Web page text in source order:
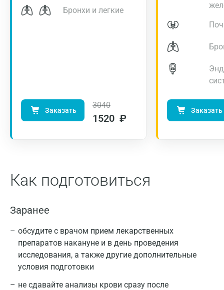
Бронхи и легкие
Заказать
3040
1520 ₽
Заказать
Как подготовиться
Заранее
обсудите с врачом прием лекарственных
препаратов накануне и в день проведения
исследования, а также другие дополнительные
условия подготовки
не сдавайте анализы крови сразу после